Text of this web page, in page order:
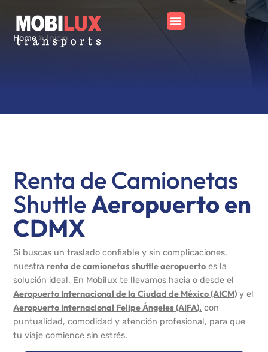
Home»Inicio
Renta de Camionetas
ShuttleAeropuerto en
CDMX
Si buscas un traslado confiable y sin complicaciones,
nuestrarenta de camionetas shuttle aeropuerto es la
solución ideal. En Mobilux te llevamos hacia o desde el
Aeropuerto Internacional de la Ciudad de México (AICM) y el
Aeropuerto Internacional Felipe Ángeles (AIFA). con
puntualidad, comodidad y atención profesional, para que
tu viaje comience sin estrés.